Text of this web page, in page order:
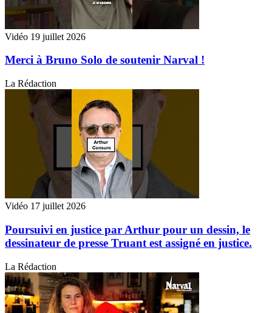
Vidéo 19 juillet 2026
Merci à Bruno Solo de soutenir Narval !
La Rédaction
Vidéo 17 juillet 2026
Poursuivi en justice par Arthur pour un dessin, le
dessinateur de presse Truant est assigné en justice.
La Rédaction